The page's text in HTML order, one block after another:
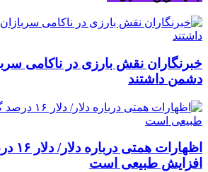
خبرنگاران نقش بارزی در ناکامی
دشمن داشتند
افزایش طبیعی است